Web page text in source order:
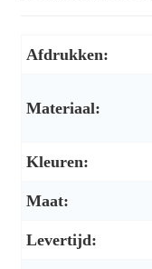
Afdrukken:
Materiaal:
Kleuren:
Maat:
Levertijd: